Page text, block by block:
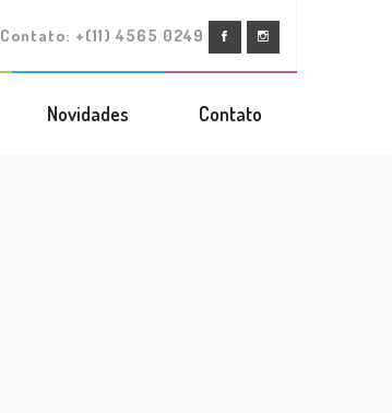
Contato: +(11) 4565 0249
Novidades Contato